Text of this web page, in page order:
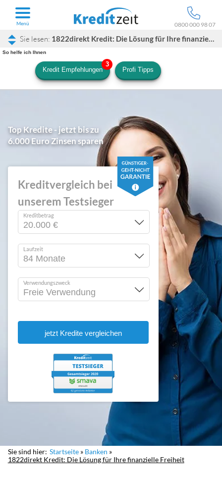
Menü 0800 000 98 07
1822direkt Kredit: Die Lösung für Ihre finanzielle Freiheit
So helfe ich Ihnen
Kredit Empfehlungen Profi Tipps
Top Kredite - jetzt bis zu
6.000 Euro Zinsen sparen
Kreditvergleich bei
unserem Testsieger
Kreditbetrag
Laufzeit
Verwendungszweck
jetzt Kredite vergleichen
Sie sind hier: Startseite
Banken
1822direkt Kredit: Die Lösung für Ihre finanzielle Freiheit